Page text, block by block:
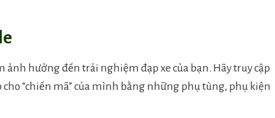
hưởng đến trải nghiệm đạp xe của bạn. Hãy truy cập
cho “chiến mã” của mình bằng những phụ tùng, phụ kiện